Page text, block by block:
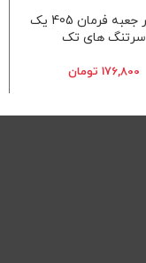
گردگیر جعبه فرمان 405 یک
سرتنگ های تک
176,800 تومان